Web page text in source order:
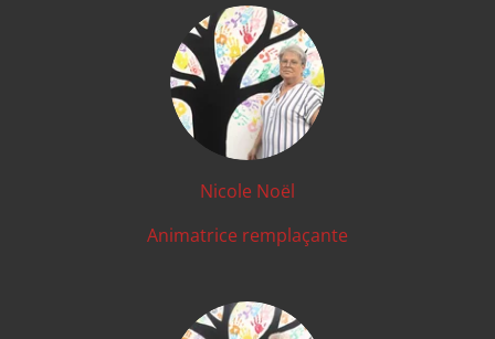
Nicole Noël
Animatrice remplaçante